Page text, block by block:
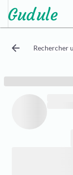
arrow_back Rechercher